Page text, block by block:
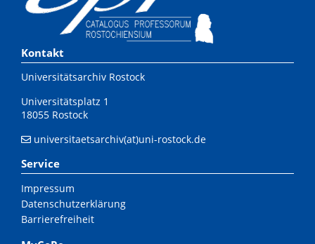
Kontakt
Universitätsarchiv Rostock
Universitätsplatz 1
18055 Rostock
universitaetsarchiv(at)uni-rostock.de
Service
Impressum
Datenschutzerklärung
Barrierefreiheit